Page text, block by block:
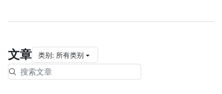
文章 类别: 所有类别